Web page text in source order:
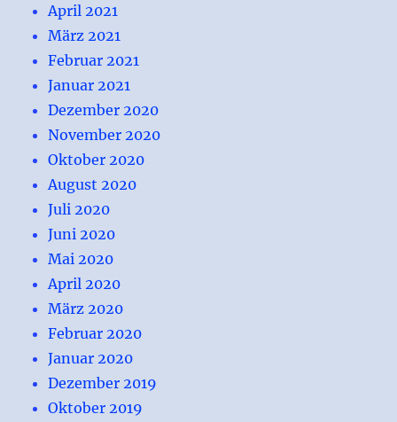
April 2021
März 2021
Februar 2021
Januar 2021
Dezember 2020
November 2020
Oktober 2020
August 2020
Juli 2020
Juni 2020
Mai 2020
April 2020
März 2020
Februar 2020
Januar 2020
Dezember 2019
Oktober 2019